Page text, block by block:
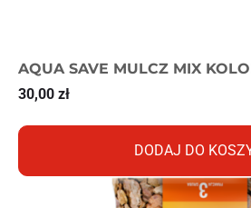
AQUA SAVE MULCZ MIX
30,00 zł
DODAJ DO